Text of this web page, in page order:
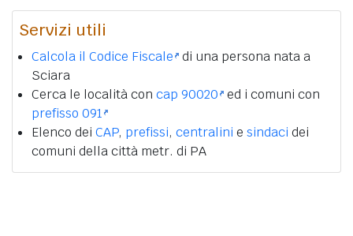
Servizi utili
Calcola il Codice Fiscale di una persona nata a
Sciara
Cerca le località con cap 90020 ed i comuni con
prefisso 091
Elenco dei CAP, prefissi, centralini e sindaci dei
comuni della città metr. di PA